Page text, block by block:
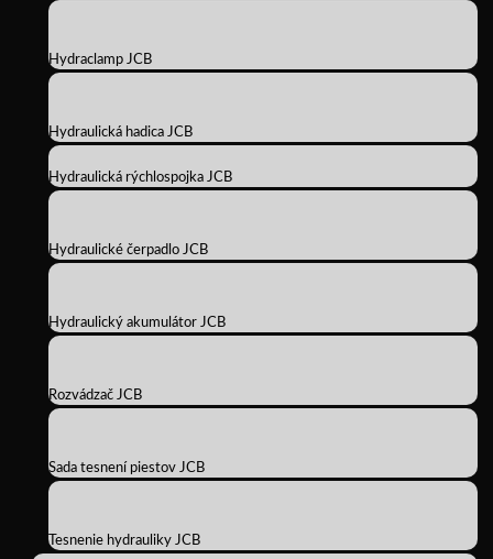
Hydraclamp JCB
Hydraulická hadica JCB
Hydraulická rýchlospojka JCB
Hydraulické čerpadlo JCB
Hydraulický akumulátor JCB
Rozvádzač JCB
Sada tesnení piestov JCB
Tesnenie hydrauliky JCB